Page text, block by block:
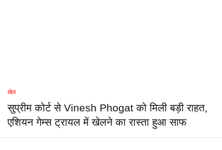
खेल
सुप्रीम कोर्ट से Vinesh Phogat को मिली बड़ी राहत,
एशियन गेम्स ट्रायल में खेलने का रास्ता हुआ साफ